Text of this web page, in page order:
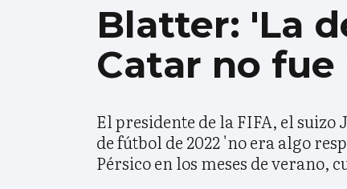
Blatter: 'La
Catar no
El presidente de la FIFA, el
de fútbol de 2022 'no era algo
Pérsico en los meses de verano,